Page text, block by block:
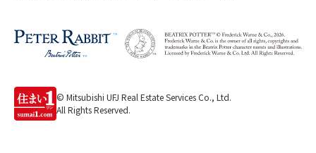
© Mitsubishi UFJ Real Estate Services Co., Ltd.
All Rights Reserved.